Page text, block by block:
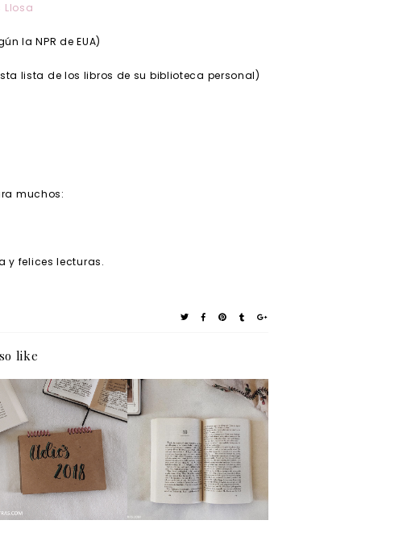
Llosa
la NPR de EUA)
lista de los libros de su biblioteca personal)
muchos:
y felices lecturas.
like
Mejores lecturas
del 2018
Propósitos
literarios del 2019